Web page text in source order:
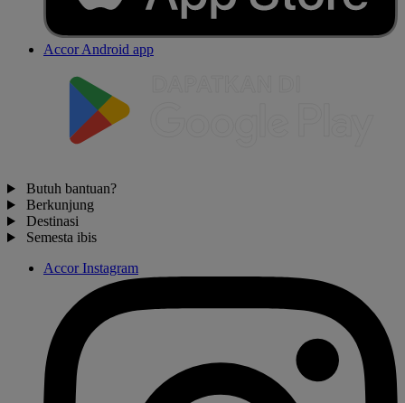
Accor Android app
Butuh bantuan?
Berkunjung
Destinasi
Semesta ibis
Accor Instagram